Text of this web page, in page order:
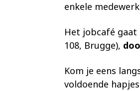
enkele
Het jobcafé gaat
108, Brugge),
Kom je eens
voldoende